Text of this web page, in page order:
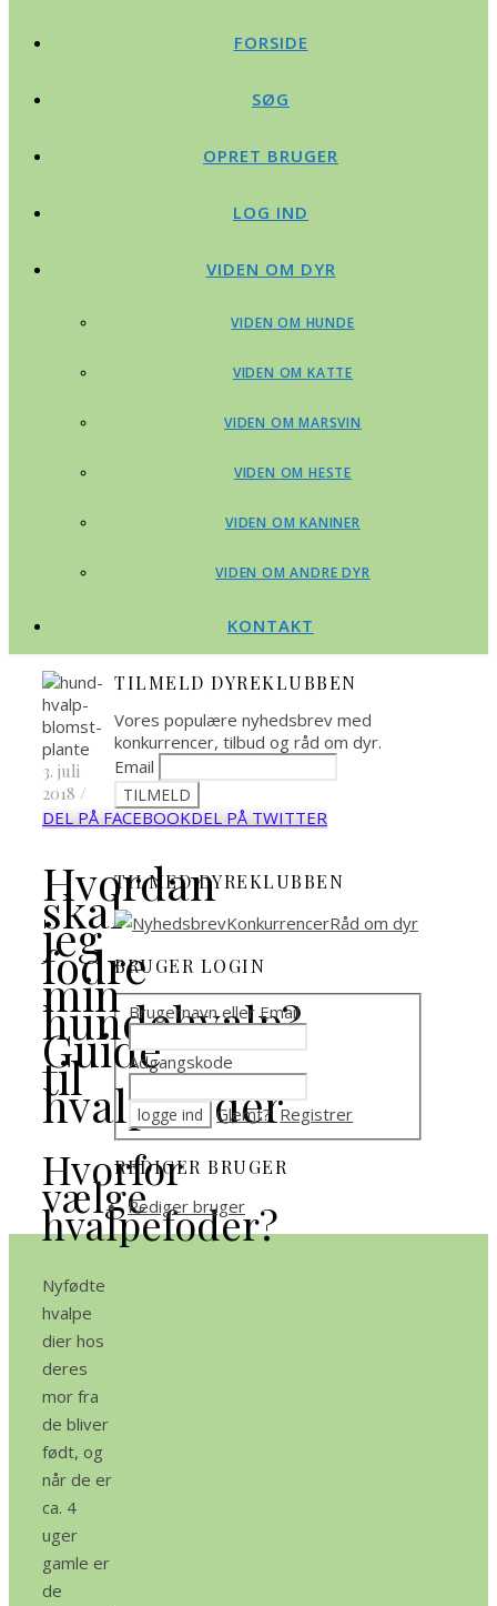
FORSIDE
SØG
OPRET BRUGER
LOG IND
VIDEN OM DYR
VIDEN OM HUNDE
VIDEN OM KATTE
VIDEN OM MARSVIN
VIDEN OM HESTE
VIDEN OM KANINER
VIDEN OM ANDRE DYR
KONTAKT
3. juli
2018 /
DEL PÅ FACEBOOKDEL PÅ TWITTER
Hvordan
skal
jeg
fodre
min
hundehvalp?
Guide
til
hvalpefoder
Hvorfor
vælge
hvalpefoder?
Nyfødte
hvalpe
dier hos
deres
mor fra
de bliver
født, og
når de er
ca. 4
uger
gamle er
de
TILMELD DYREKLUBBEN
Vores populære nyhedsbrev med
konkurrencer, tilbud og råd om dyr.
Email
TILMED DYREKLUBBEN
BRUGER LOGIN
Brugernavn eller Email
Adgangskode
Glemt? Registrer
REDIGER BRUGER
Rediger bruger